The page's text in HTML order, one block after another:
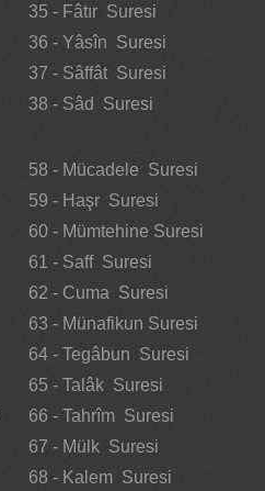
35 - Fâtır Suresi
36 - Yâsîn Suresi
37 - Sâffât Suresi
38 - Sâd Suresi
58 - Mücadele Suresi
59 - Haşr Suresi
60 - Mümtehine Suresi
61 - Saff Suresi
62 - Cuma Suresi
63 - Münafikun Suresi
64 - Tegâbun Suresi
65 - Talâk Suresi
66 - Tahrîm Suresi
67 - Mülk Suresi
68 - Kalem Suresi